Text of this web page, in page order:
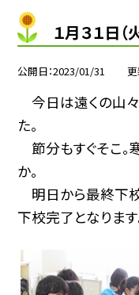
１月３１日
公開日 2023/01/31
今日は遠くの山
た。
節分もすぐそこ。
か。
明日から最終下
下校完了となります